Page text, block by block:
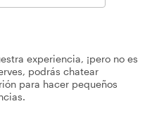
experiencia, ¡pero no es
podrás chatear
para hacer pequeños